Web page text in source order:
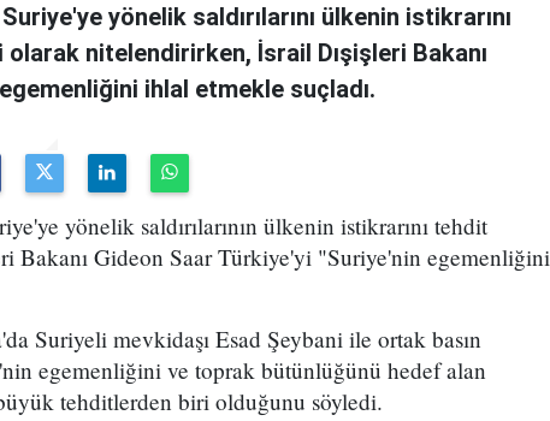
yönelik saldırılarını ülkenin istikrarını
nitelendirirken, İsrail Dışişleri Bakanı
ihlal etmekle suçladı.
yönelik saldırılarının ülkenin istikrarını tehdit
Bakanı Gideon Saar Türkiye'yi "Suriye'nin egemenliğini
Suriyeli mevkidaşı Esad Şeybani ile ortak basın
egemenliğini ve toprak bütünlüğünü hedef alan
büyük tehditlerden biri olduğunu söyledi.